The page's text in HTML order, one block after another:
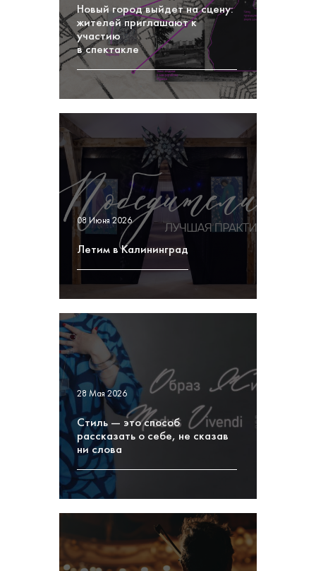
Новый город выйдет на сцену:
жителей приглашают к
участию
в спектакле
08 Июня 2026
Летим в Калининград
28 Мая 2026
Стиль — это способ
рассказать о себе, не сказав
ни слова